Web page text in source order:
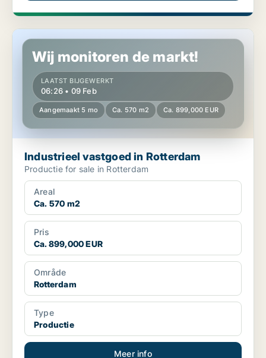
Industrieel vastgoed in Rotterdam
Wij monitoren de markt!
LAATST BIJGEWERKT
06:26 • 09 Feb
Aangemaakt 5 mo Ca. 570 m2 Ca. 899,000 EUR
Industrieel vastgoed in Rotterdam
Productie for sale in Rotterdam
Areal
Ca. 570 m2
Pris
Ca. 899,000 EUR
Område
Rotterdam
Type
Productie
Meer info